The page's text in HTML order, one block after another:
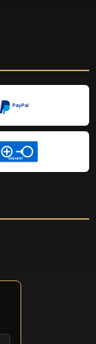
PayPal
VIREMENT